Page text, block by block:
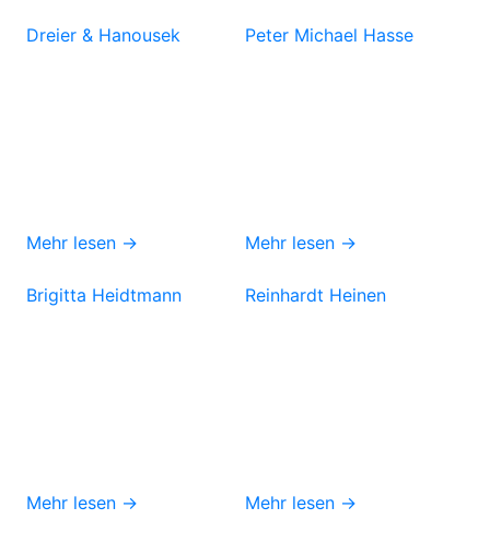
Dreier & Hanousek
Mehr lesen →
Peter Michael Hasse
Mehr lesen →
Brigitta Heidtmann
Mehr lesen →
Reinhardt Heinen
Mehr lesen →